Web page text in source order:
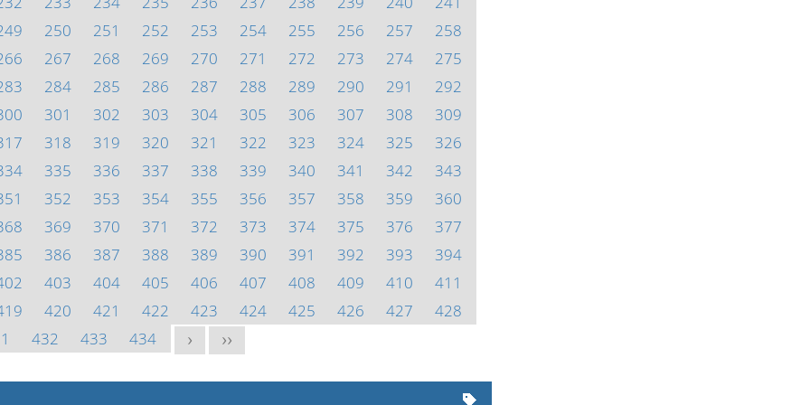
250 251 252 253 254 255 256 257
258
267 268 269 270 271 272 273 274
275
284 285 286 287 288 289 290 291
292
301 302 303 304 305 306 307 308
309
318 319 320 321 322 323 324 325
326
335 336 337 338 339 340 341 342
343
352 353 354 355 356 357 358 359
360
369 370 371 372 373 374 375 376
377
386 387 388 389 390 391 392 393
394
403 404 405 406 407 408 409 410
411
420 421 422 423 424 425 426 427
428
432 433 434 > >>